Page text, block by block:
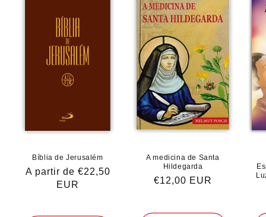
Bíblia de Jerusalém
Preço
A partir de €22,50
EUR
A medicina de Santa
Hildegarda
Preço
€12,00 EUR